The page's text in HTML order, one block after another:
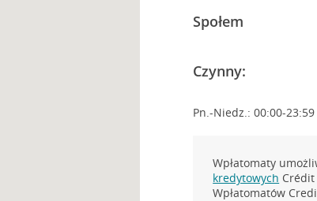
Społem
Czynny:
Pn.-Niedz.: 00:00-23:59
Wpłatomaty
kredytowych
Wpłatomatów